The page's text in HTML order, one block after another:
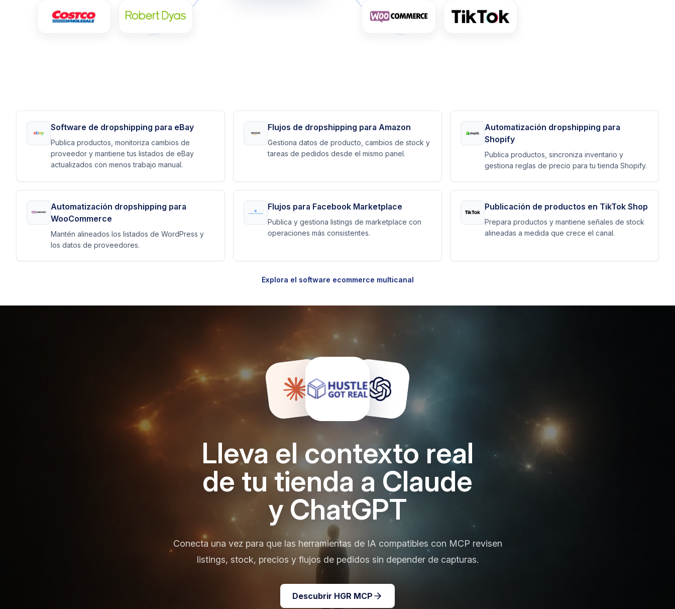
Software de dropshipping para eBay
Publica productos, monitoriza cambios de
proveedor y mantiene tus listados de eBay
actualizados con menos trabajo manual.
Flujos de dropshipping para Amazon
Gestiona datos de producto, cambios de stock y
tareas de pedidos desde el mismo panel.
Automatización dropshipping para
Shopify
Publica productos, sincroniza inventario y
gestiona reglas de precio para tu tienda Shopify.
Automatización dropshipping para
WooCommerce
Mantén alineados los listados de WordPress y
los datos de proveedores.
Flujos para Facebook Marketplace
Publica y gestiona listings de marketplace con
operaciones más consistentes.
Publicación de productos en TikTok Shop
Prepara productos y mantiene señales de stock
alineadas a medida que crece el canal.
Explora el software ecommerce multicanal
Lleva el contexto real
de tu tienda a Claude
y ChatGPT
Conecta una vez para que las herramientas de IA compatibles con MCP revisen
listings, stock, precios y flujos de pedidos sin depender de capturas.
Descubrir HGR MCP